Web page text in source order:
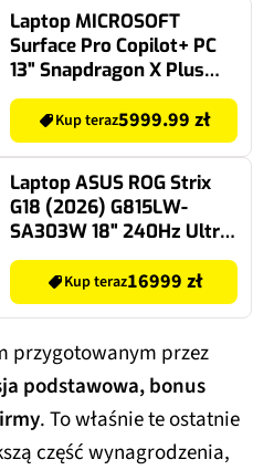
Laptop MICROSOFT
Surface Pro Copilot+ PC
13" Snapdragon X Plus
16GB RAM 512GB SSD
Windows 11 Home,
Funkcje AI
Kup teraz5999.99 zł
Laptop ASUS ROG Strix
G18 (2026) G815LW-
SA303W 18" 240Hz Ultra
9-290HX Plus 32GB RAM
2TB SSD GeForce
RTX5080 DLSS 4
Kup teraz16999 zł
przygotowanym przez
podstawowa, bonus
. To właśnie te ostatnie
część wynagrodzenia,